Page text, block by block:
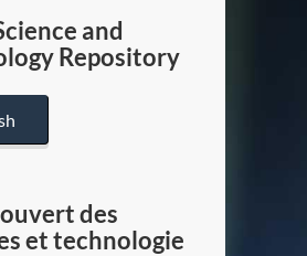
Canada
and
Repository
des
et technologie